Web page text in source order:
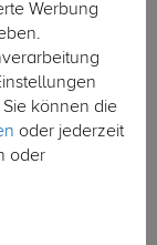
Werbung
Sie können die
oder jederzeit
oder